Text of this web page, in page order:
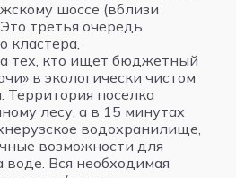
шоссе (вблизи
третья очередь
кластера,
тех, кто ищет бюджетный
в экологически чистом
Территория поселка
лесу, а в 15 минутах
водохранилище,
возможности для
Вся необходимая